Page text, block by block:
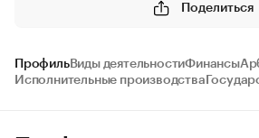
Поделиться
ПрофильВиды деятельностиФинансы
Исполнительные производства